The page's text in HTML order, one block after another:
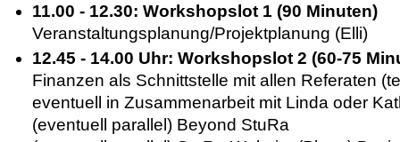
11.00 - 12.30: Workshopslot 1 (90 Minuten)
Veranstaltungsplanung/Projektplanung (Elli)
12.45 - 14.00 Uhr: Workshopslot 2 (60-75
Finanzen als Schnittstelle mit allen Referaten
eventuell in Zusammenarbeit mit Linda oder
(eventuell parallel) Beyond StuRa